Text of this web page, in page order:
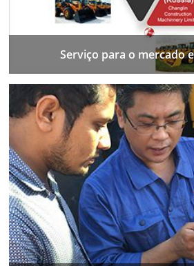
Serviço para o mercado